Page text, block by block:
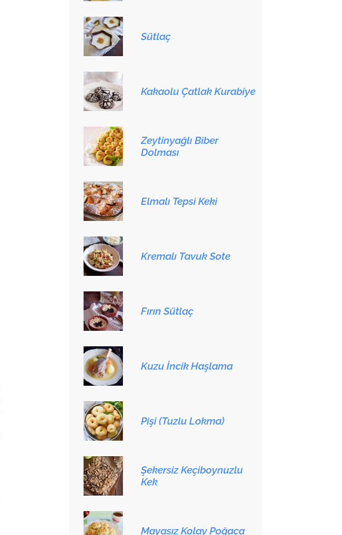
Sütlaç
Kakaolu Çatlak Kurabiye
Zeytinyağlı Biber
Dolması
Elmalı Tepsi Keki
Kremalı Tavuk Sote
Fırın Sütlaç
Kuzu İncik Haşlama
Pişi (Tuzlu Lokma)
Şekersiz Keçiboynuzlu
Kek
Mayasız Kolay Poğaça